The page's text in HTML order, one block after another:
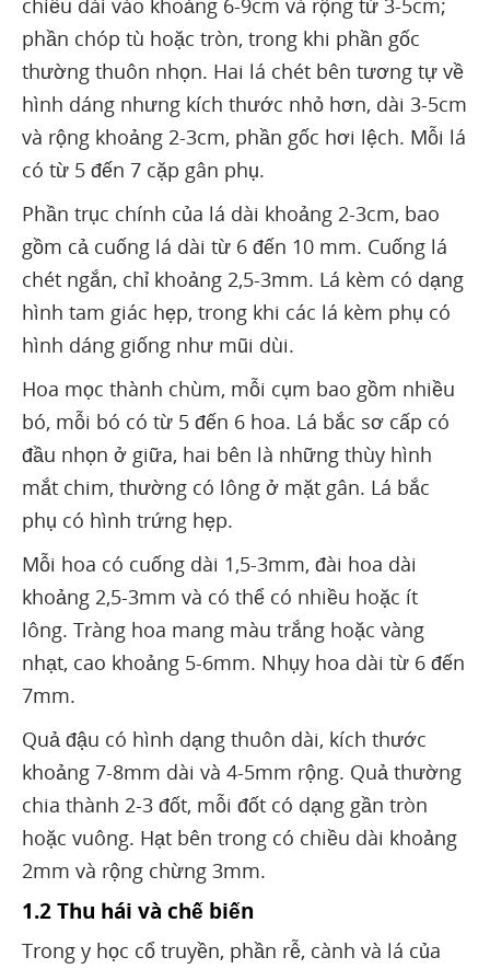
chiều dài vào khoảng 6-9cm và rộng từ 3-5cm;
phần chóp tù hoặc tròn, trong khi phần gốc
thường thuôn nhọn. Hai lá chét bên tương tự về
hình dáng nhưng kích thước nhỏ hơn, dài 3-5cm
và rộng khoảng 2-3cm, phần gốc hơi lệch. Mỗi lá
có từ 5 đến 7 cặp gân phụ.
Phần trục chính của lá dài khoảng 2-3cm, bao
gồm cả cuống lá dài từ 6 đến 10 mm. Cuống lá
chét ngắn, chỉ khoảng 2,5-3mm. Lá kèm có dạng
hình tam giác hẹp, trong khi các lá kèm phụ có
hình dáng giống như mũi dùi.
Hoa mọc thành chùm, mỗi cụm bao gồm nhiều
bó, mỗi bó có từ 5 đến 6 hoa. Lá bắc sơ cấp có
đầu nhọn ở giữa, hai bên là những thùy hình
mắt chim, thường có lông ở mặt gân. Lá bắc
phụ có hình trứng hẹp.
Mỗi hoa có cuống dài 1,5-3mm, đài hoa dài
khoảng 2,5-3mm và có thể có nhiều hoặc ít
lông. Tràng hoa mang màu trắng hoặc vàng
nhạt, cao khoảng 5-6mm. Nhụy hoa dài từ 6 đến
7mm.
Quả đậu có hình dạng thuôn dài, kích thước
khoảng 7-8mm dài và 4-5mm rộng. Quả thường
chia thành 2-3 đốt, mỗi đốt có dạng gần tròn
hoặc vuông. Hạt bên trong có chiều dài khoảng
2mm và rộng chừng 3mm.
1.2 Thu hái và chế biến
Trong y học cổ truyền, phần rễ, cành và lá của